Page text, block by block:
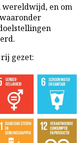
wereldwijd, en om
gezet: